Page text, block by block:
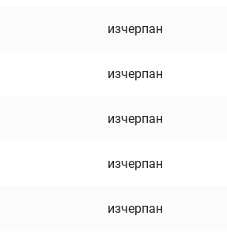
изчерпан
изчерпан
изчерпан
изчерпан
изчерпан